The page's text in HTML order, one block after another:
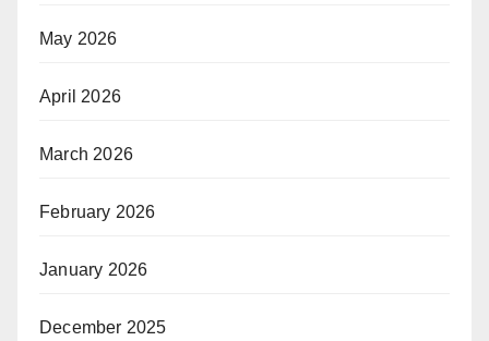
May 2026
April 2026
March 2026
February 2026
January 2026
December 2025